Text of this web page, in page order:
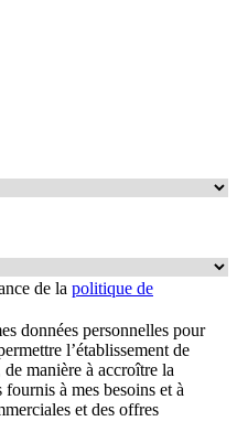
de la politique de
données personnelles pour
l’établissement de
manière à accroître la
à mes besoins et à
et des offres